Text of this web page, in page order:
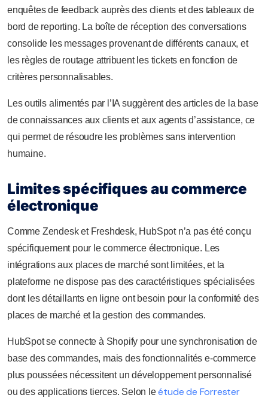
enquêtes de feedback auprès des clients et des tableaux de
bord de reporting. La boîte de réception des conversations
consolide les messages provenant de différents canaux, et
les règles de routage attribuent les tickets en fonction de
critères personnalisables.
Les outils alimentés par l’IA suggèrent des articles de la base
de connaissances aux clients et aux agents d’assistance, ce
qui permet de résoudre les problèmes sans intervention
humaine.
Limites spécifiques au commerce
électronique
Comme Zendesk et Freshdesk, HubSpot n’a pas été conçu
spécifiquement pour le commerce électronique. Les
intégrations aux places de marché sont limitées, et la
plateforme ne dispose pas des caractéristiques spécialisées
dont les détaillants en ligne ont besoin pour la conformité des
places de marché et la gestion des commandes.
HubSpot se connecte à Shopify pour une synchronisation de
base des commandes, mais des fonctionnalités e-commerce
plus poussées nécessitent un développement personnalisé
ou des applications tierces. Selon leétude de Forrester